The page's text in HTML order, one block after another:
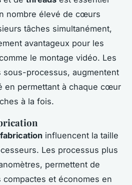
nombre élevé de cœurs
tâches simultanément,
avantageux pour les
le montage vidéo. Les
sous-processus, augmentent
en permettant à chaque cœur
à la fois.
influencent la taille
Les processus plus
permettent de
et économes en